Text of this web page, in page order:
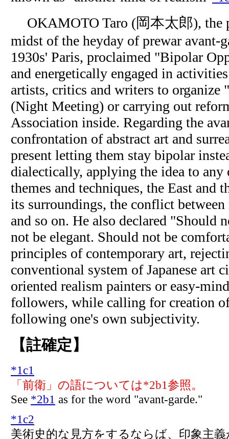
OKAMOTO Taro (岡本太郎), the
midst of the heyday of prewar avant-
1930s' Paris, proclaimed "Bipolar
and energetically engaged in
artists, critics and writers to
(Night Meeting) or carrying out
Association inside. Regarding the
confrontation of abstract art and
present letting them stay bipolar
dialectically, applying the idea to any
themes and techniques, the East and
its surroundings, the conflict
and so on. He also declared "Should
not be elegant. Should not be
principles of contemporary art,
conventional system of Japanese art
oriented realism painters or easy-
followers, while calling for creation
following one's own subjectivity.
【註確定】
*1c1
「前衛」の語については*2b1参照。
See *2b1 as for the word "avant-garde."
*1c2
美術史的な見方をするならば、印象主